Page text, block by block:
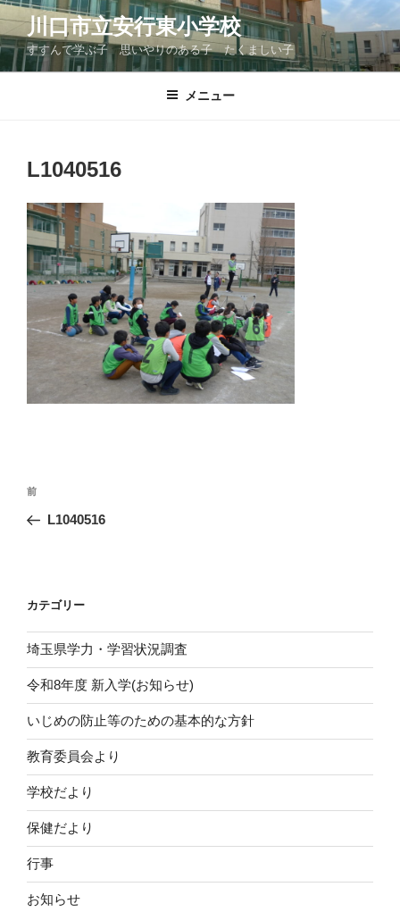
コ
ン
テ
ン
川口市立安行東小学校
すすんで学ぶ子 思いやりのある子 たくましい子
メニュー
L1040516
投
ナ
ー
シ
ョ
ン
前
の
前
L1040516
カテゴリー
埼玉県学力・学習状況調査
令和8年度 新入学(お知らせ)
いじめの防止等のための基本的な方針
教育委員会より
学校だより
保健だより
行事
お知らせ